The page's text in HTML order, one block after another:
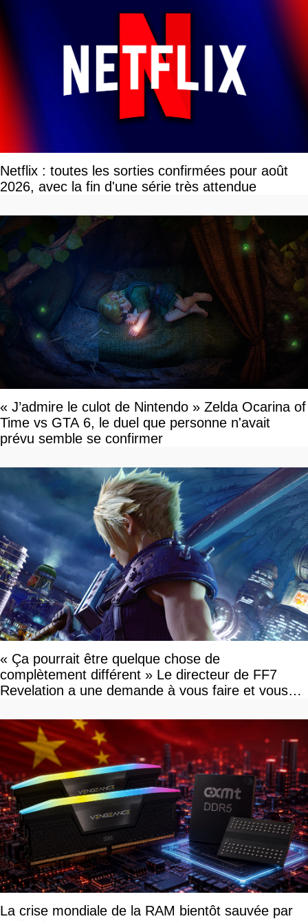
Netflix : toutes les sorties confirmées pour août
2026, avec la fin d'une série très attendue
« J’admire le culot de Nintendo » Zelda Ocarina of
Time vs GTA 6, le duel que personne n'avait
prévu semble se confirmer
« Ça pourrait être quelque chose de
complètement différent » Le directeur de FF7
Revelation a une demande à vous faire et vous
La crise mondiale de la RAM bientôt sauvée par